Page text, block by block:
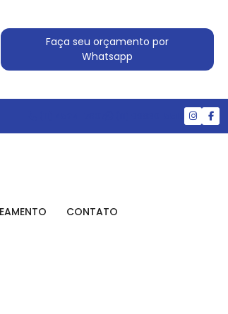
Faça seu orçamento por
Whatsapp
CONTATO